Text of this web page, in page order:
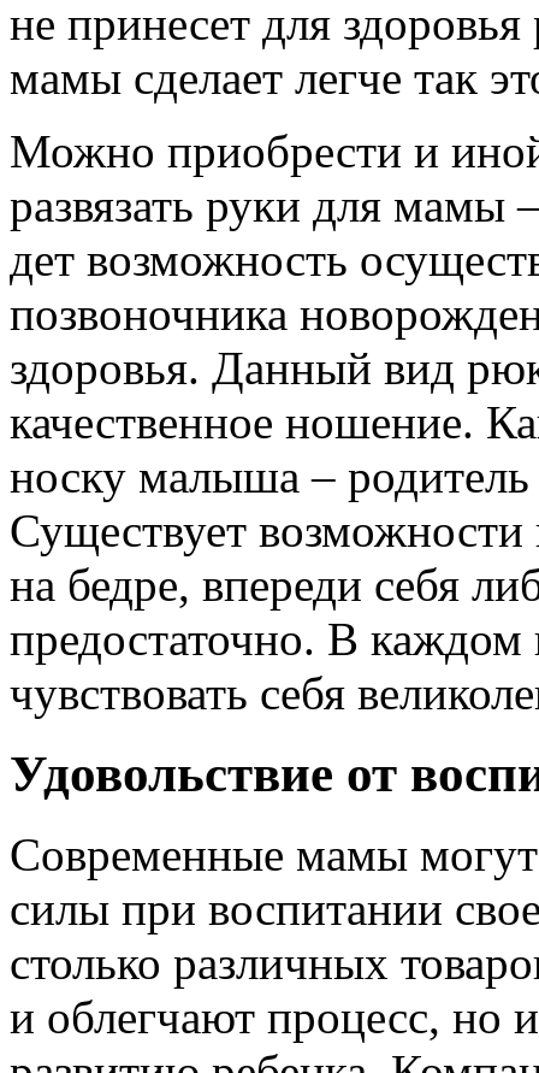
не принесет для
мамы сделает легче так
Можно приобрести и
развязать руки для мамы
дет возможность
позвоночника
здоровья. Данный вид
качественное ношение.
носку малыша – родитель
Существует
на бедре, впереди себя
предостаточно. В
чувствовать себя
Удовольствие от
Современные мамы могут
силы при воспитании
столько различных
и облегчают процесс, но